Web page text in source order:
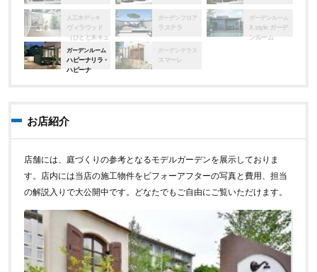
人工木デッキ
ヴィラウッド
（ひとと木キュ
アーズ）
ガーデンフロア
ラステラ
ガーデンルーム
X.style ガーデ
ンルーム
ガーデンルーム
ハピーナリラ・
ハピーナ
ガーデンテラス
スマーレ
お店紹介
店舗には、庭づくりの参考となるモデルガーデンを展示しておりま
す。店内には当店の施工物件をビフォーアフターの写真と費用、担当
の解説入りで大公開中です。どなたでもご自由にご覧いただけます。